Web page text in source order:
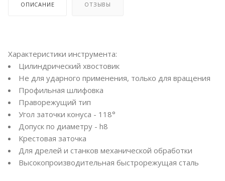
ОПИСАНИЕ ОТЗЫВЫ
Характеристики инструмента:
Цилиндрический хвостовик
Не для ударного применения, только для вращения
Профильная шлифовка
Праворежущий тип
Угол заточки конуса - 118°
Допуск по диаметру - h8
Крестовая заточка
Для дрелей и станков механической обработки
Высокопроизводительная быстрорежущая сталь